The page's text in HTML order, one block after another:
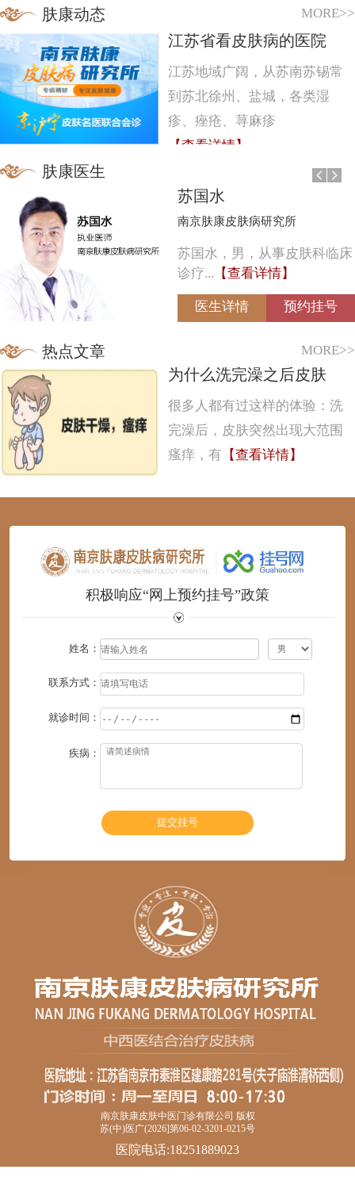
肤康动态 MORE>>
江苏省看皮肤病的医院
江苏地域广阔，从苏南苏锡常
到苏北徐州、盐城，各类湿
疹、痤疮、荨麻疹
【查看详情】
苏国水
南京肤康皮肤病研究所
苏国水，男，从事皮肤科临床
诊疗... 【查看详情】
医生详情 预约挂号
肤康医生
热点文章 MORE>>
为什么洗完澡之后皮肤
很多人都有过这样的体验：洗
完澡后，皮肤突然出现大范围
瘙痒，有 【查看详情】
123456
积极响应“网上预约挂号”政策
姓名：
联系方式：
就诊时间：
疾病：
南京肤康皮肤中医门诊有限公司 版权
苏(中)医广(2026]第06-02-3201-0215号
医院电话:18251889023